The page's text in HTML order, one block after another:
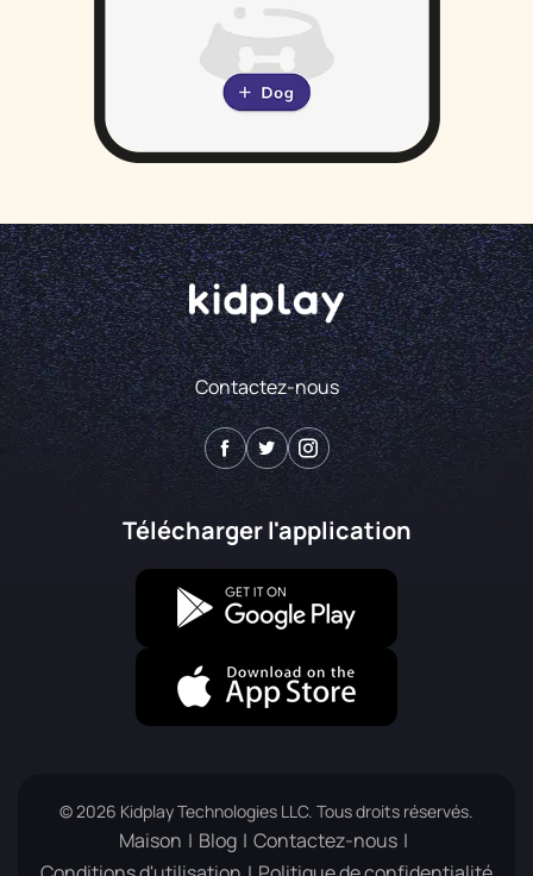
Contactez-nous
Télécharger l'application
© 2026 Kidplay Technologies LLC. Tous droits réservés.
Maison Blog
Contactez-nous